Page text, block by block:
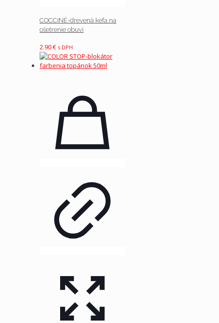
COCCINÉ-drevená kefa na
ošetrenie obuvi
2.90€ s DPH